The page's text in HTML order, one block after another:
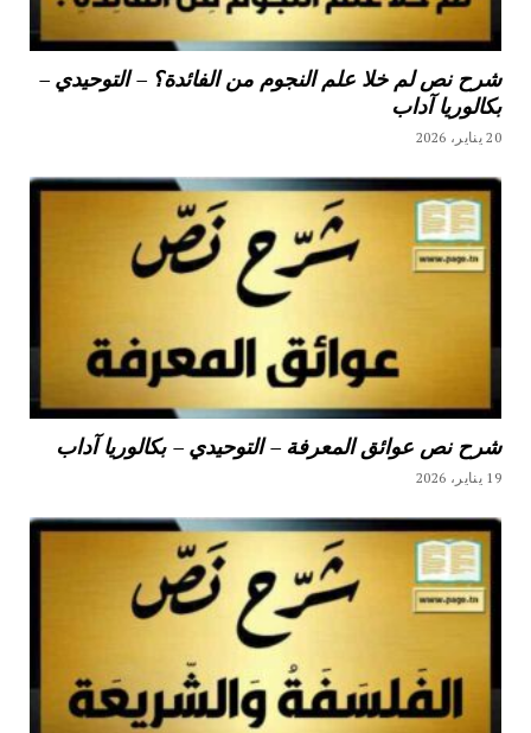
شرح نص لم خلا علم النجوم من الفائدة؟ – التوحيدي –
بكالوريا آداب
20 يناير، 2026
شرح نص عوائق المعرفة – التوحيدي – بكالوريا آداب
19 يناير، 2026